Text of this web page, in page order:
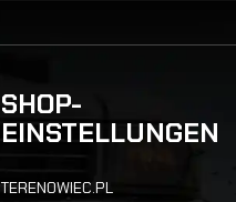
SHOP-
EINSTELLUNGEN
TERENOWIEC.PL